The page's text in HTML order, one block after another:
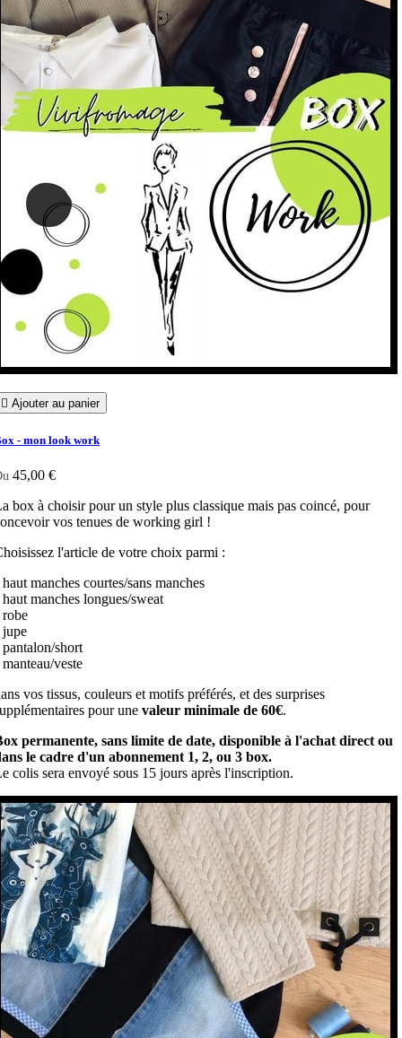
 Ajouter au panier
- mon look work
45,00 €
box à choisir pour un style plus classique mais pas coincé, pour
vos tenues de working girl !
l'article de votre choix parmi :
haut manches courtes/sans manches
haut manches longues/sweat
robe
jupe
pantalon/short
manteau/veste
vos tissus, couleurs et motifs préférés, et des surprises
pour une valeur minimale de 60€.
permanente, sans limite de date, disponible à l'achat direct ou
le cadre d'un abonnement 1, 2, ou 3 box.
colis sera envoyé sous 15 jours après l'inscription.